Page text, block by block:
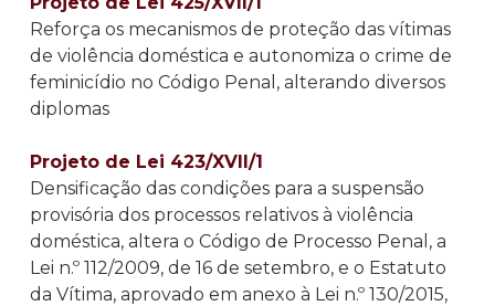
Reforça os mecanismos de proteção das vítimas
de violência doméstica e autonomiza o crime de
feminicídio no Código Penal, alterando diversos
diplomas
Projeto de Lei 423/XVII/1
Densificação das condições para a suspensão
provisória dos processos relativos à violência
doméstica, altera o Código de Processo Penal, a
Lei n.º 112/2009, de 16 de setembro, e o Estatuto
da Vítima, aprovado em anexo à Lei n.º 130/2015,